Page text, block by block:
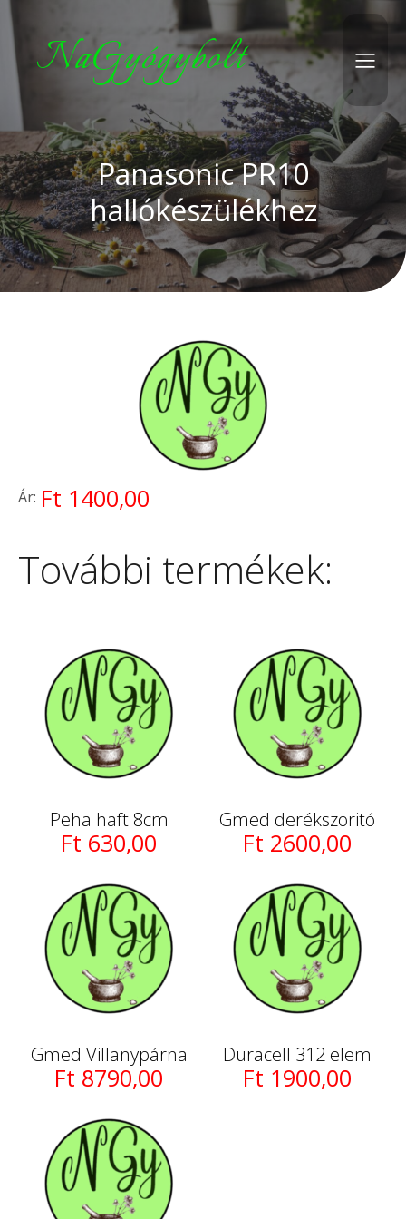
NaGyógybolt
Panasonic PR10
hallókészülékhez
Ár: Ft 1400,00
További termékek:
Peha haft 8cm
Ft 630,00
Gmed derékszoritó
Ft 2600,00
Gmed Villanypárna
Ft 8790,00
Duracell 312 elem
Ft 1900,00